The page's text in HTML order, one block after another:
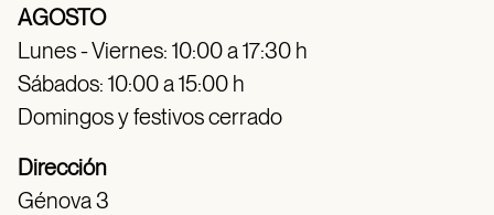
AGOSTO
Lunes - Viernes: 10:00 a 17:30 h
Sábados: 10:00 a 15:00 h
Domingos y festivos cerrado
Dirección
Génova 3